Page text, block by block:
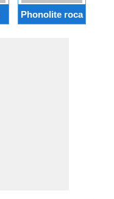
Phonolite roca